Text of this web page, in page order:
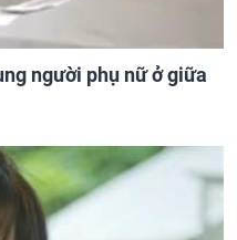
người phụ nữ ở giữa